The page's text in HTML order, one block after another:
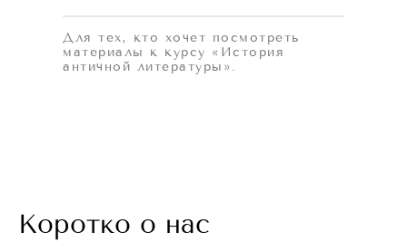
Для тех, кто хочет посмотреть
материалы к курсу «История
античной литературы».
Коротко о нас